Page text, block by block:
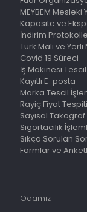
MEYBEM
Kapasite ve
İndirim
Türk Malı ve Yerli
Covid 19 Süreci
İş Makinesi
Kayıtlı E-posta
Marka Tescil
Rayiç Fiyat Tespiti
Sayısal
Sigortacılık
Sıkça Sorulan
Formlar ve
Odamız